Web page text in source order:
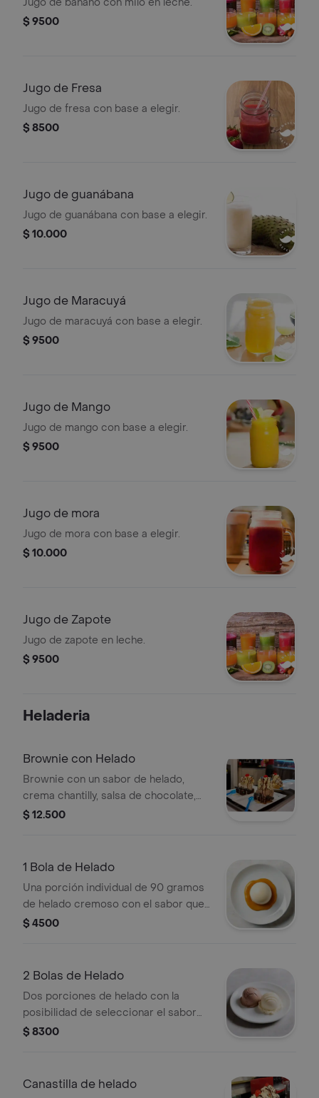
$ 9500
Jugo de Fresa
Jugo de fresa con base a elegir.
$ 8500
Jugo de guanábana
Jugo de guanábana con base a elegir.
$ 10.000
Jugo de Maracuyá
Jugo de maracuyá con base a elegir.
$ 9500
Jugo de Mango
Jugo de mango con base a elegir.
$ 9500
Jugo de mora
Jugo de mora con base a elegir.
$ 10.000
Jugo de Zapote
Jugo de zapote en leche.
$ 9500
Heladeria
Brownie con Helado
Brownie con un sabor de helado,
crema chantilly, salsa de chocolate,
leche condensada y 1 cereza.
$ 12.500
1 Bola de Helado
Una porción individual de 90 gramos
de helado cremoso con el sabor que
elijas.
$ 4500
2 Bolas de Helado
Dos porciones de helado con la
posibilidad de seleccionar el sabor
de su preferencia.
$ 8300
Canastilla de helado